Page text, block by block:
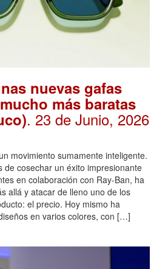
nuevas gafas
más baratas
. 23 de Junio, 2026
movimiento sumamente inteligente.
de cosechar un éxito impresionante
en colaboración con Ray-Ban, ha
allá y atacar de lleno uno de los
el precio. Hoy mismo ha
en varios colores, con […]